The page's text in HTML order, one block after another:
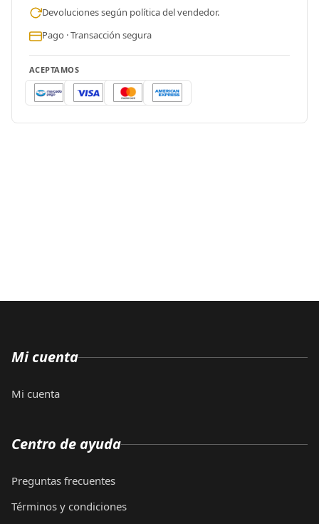
Devoluciones según política del vendedor.
Pago · Transacción segura
ACEPTAMOS
Mi cuenta
Mi cuenta
Centro de ayuda
Preguntas frecuentes
Términos y condiciones